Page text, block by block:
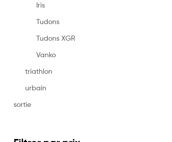
Iris
Tudons
Tudons XGR
Vanko
triathlon
urbain
sortie